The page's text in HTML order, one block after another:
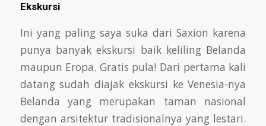
Ekskursi
Ini yang paling saya suka dari Saxion karena
punya banyak ekskursi baik keliling Belanda
maupun Eropa. Gratis pula! Dari pertama kali
datang sudahdiajak ekskursi ke Venesia-nya
Belanda yang merupakan taman nasional
dengan arsitektur tradisionalnya yang lestari.